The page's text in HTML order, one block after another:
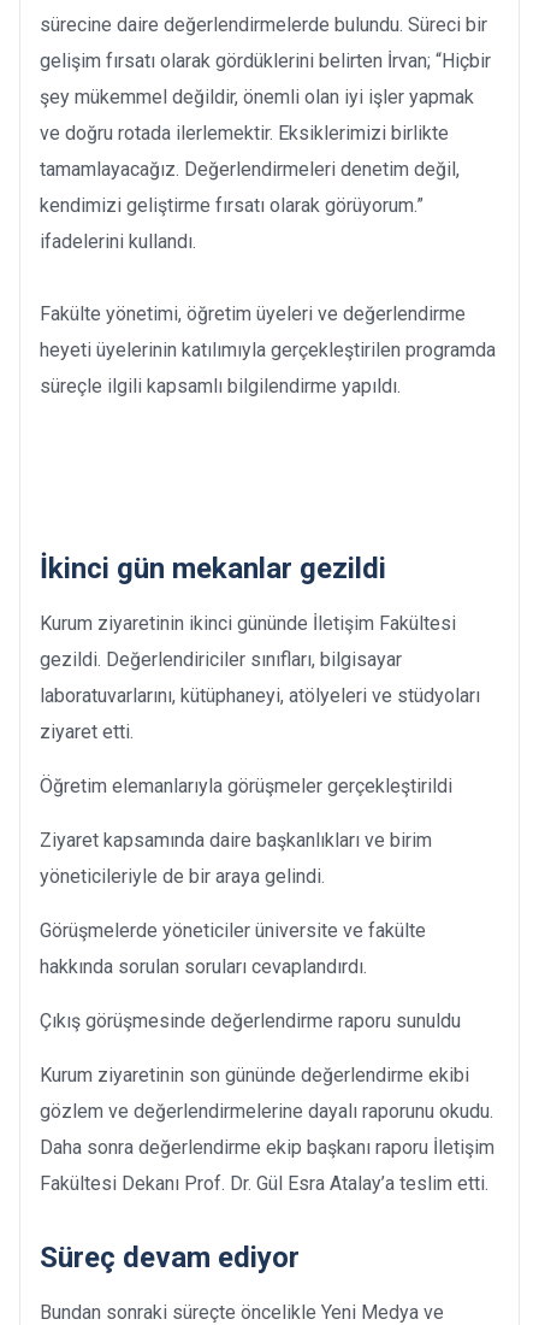
sürecine daire değerlendirmelerde bulundu. Süreci bir
gelişim fırsatı olarak gördüklerini belirten İrvan; “Hiçbir
şey mükemmel değildir, önemli olan iyi işler yapmak
ve doğru rotada ilerlemektir. Eksiklerimizi birlikte
tamamlayacağız. Değerlendirmeleri denetim değil,
kendimizi geliştirme fırsatı olarak görüyorum.”
ifadelerini kullandı.
Fakülte yönetimi, öğretim üyeleri ve değerlendirme
heyeti üyelerinin katılımıyla gerçekleştirilen programda
süreçle ilgili kapsamlı bilgilendirme yapıldı.
İkinci gün mekanlar gezildi
Kurum ziyaretinin ikinci gününde İletişim Fakültesi
gezildi. Değerlendiriciler sınıfları, bilgisayar
laboratuvarlarını, kütüphaneyi, atölyeleri ve stüdyoları
ziyaret etti.
Öğretim elemanlarıyla görüşmeler gerçekleştirildi
Ziyaret kapsamında daire başkanlıkları ve birim
yöneticileriyle de bir araya gelindi.
Görüşmelerde yöneticiler üniversite ve fakülte
hakkında sorulan soruları cevaplandırdı.
Çıkış görüşmesinde değerlendirme raporu sunuldu
Kurum ziyaretinin son gününde değerlendirme ekibi
gözlem ve değerlendirmelerine dayalı raporunu okudu.
Daha sonra değerlendirme ekip başkanı raporu İletişim
Fakültesi Dekanı Prof. Dr. Gül Esra Atalay’a teslim etti.
Süreç devam ediyor
Bundan sonraki süreçte öncelikle Yeni Medya ve